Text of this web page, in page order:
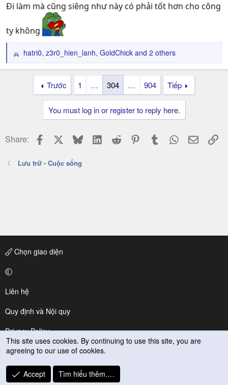
Đi làm mà cũng siêng như này có phải tốt hơn cho công
ty không
R
e
s
:
hatri0, z3r0_hien_lanh, GoldChick and 2 others
Trước 1 … 304 … 904 Tiếp
You must log in or register to reply here.
Share: Facebook BlueskyLinkedIn
Reddit PinterestTumblr WhatsApp
Email
Lưu trữ - Cuộc sống
Chọn giao diện
Liên hệ
Quy định và Nội quy
Privacy Policy
Trợ giúp
R
S
This site uses cookies. By continuing to use this site, you are
agreeing to our use of cookies.
Accept Tìm hiểu thêm.…